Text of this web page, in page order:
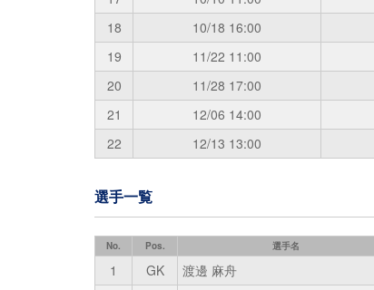
18
10/18 16:00
19
11/22 11:00
20
11/28 17:00
21
12/06 14:00
22
12/13 13:00
選手一覧
No. Pos. 選手名
1 GK 渡邊 麻舟